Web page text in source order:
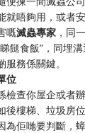
唔夠用，或者安
嘅滅蟲專家 ，同
餸食飯”，同埋
務係關鍵。
位
檢查你屋企或者
後樓梯、垃圾房
佢哋要判斷，